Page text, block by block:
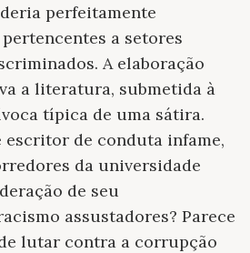
perfeitamente
a setores
A elaboração
a literatura, submetida à
típica de uma sátira.
escritor de conduta infame,
da universidade
de seu
assustadores? Parece
lutar contra a corrupção